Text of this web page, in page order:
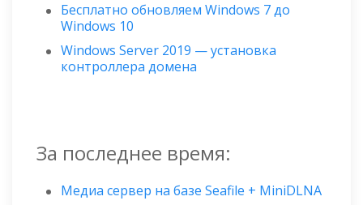
Бесплатно обновляем Windows 7 до
Windows 10
Windows Server 2019 — установка
контроллера домена
За последнее время:
Медиа сервер на базе Seafile + MiniDLNA